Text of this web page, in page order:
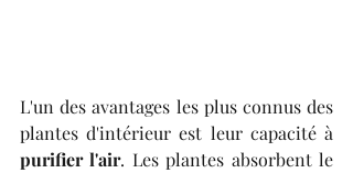
L'un des avantages les plus connus des
purifier l'air. Les plantes absorbent le